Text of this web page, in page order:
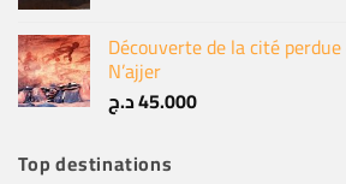
Découverte de la cité
N’ajjer
45.000د.ج
Top destinations